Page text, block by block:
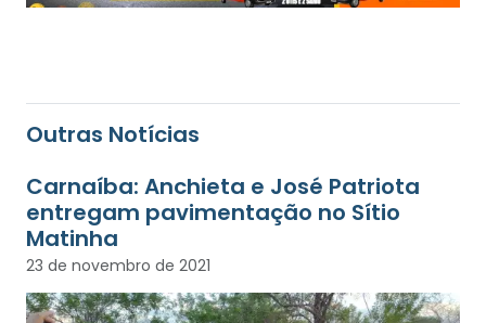
Outras Notícias
Carnaíba: Anchieta e José Patriota
entregam pavimentação no Sítio
Matinha
23 de novembro de 2021